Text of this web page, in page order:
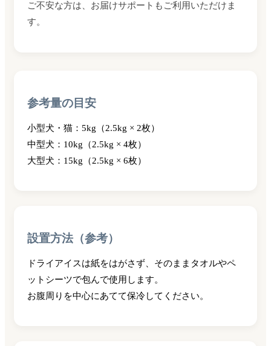
ご不安な方は、お届けサポートもご利用いただけま
す。
参考量の目安
小型犬・猫：5kg（2.5kg × 2枚）
中型犬：10kg（2.5kg × 4枚）
大型犬：15kg（2.5kg × 6枚）
設置方法（参考）
ドライアイスは紙をはがさず、そのままタオルやペ
ットシーツで包んで使用します。
お腹周りを中心にあてて保冷してください。